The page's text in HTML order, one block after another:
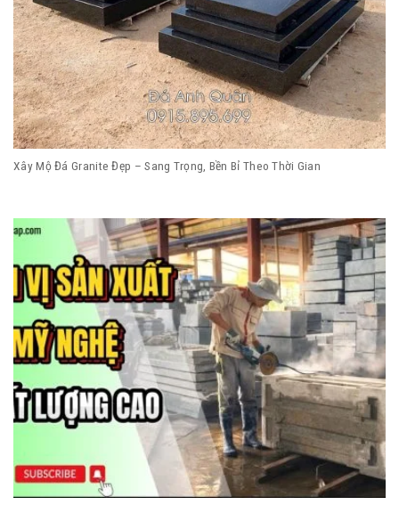
Xây Mộ Đá Granite Đẹp – Sang Trọng, Bền Bỉ Theo Thời Gian